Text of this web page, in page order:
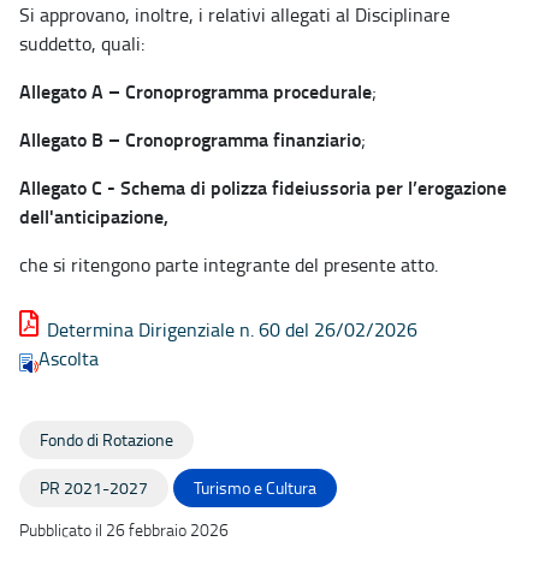
Si approvano, inoltre, i relativi allegati al Disciplinare
suddetto, quali:
Allegato A – Cronoprogramma procedurale;
Allegato B – Cronoprogramma finanziario;
Allegato C - Schema di polizza fideiussoria per l’erogazione
dell'anticipazione,
che si ritengono parte integrante del presente atto.
Determina Dirigenziale n. 60 del 26/02/2026
Ascolta
Fondo di Rotazione
PR 2021-2027
Turismo e Cultura
Pubblicato il 26 febbraio 2026